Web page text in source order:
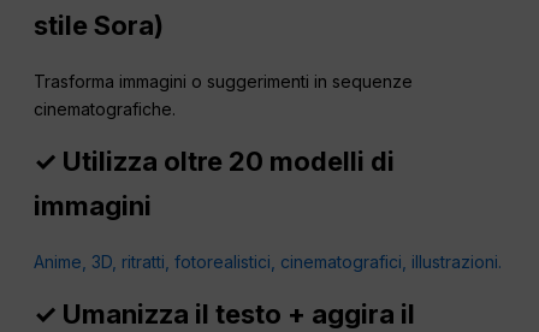
stile Sora)
Trasforma immagini o suggerimenti in sequenze
cinematografiche.
✓ Utilizza oltre 20 modelli di
immagini
Anime, 3D, ritratti, fotorealistici, cinematografici, illustrazioni.
✓ Umanizza il testo + aggira il